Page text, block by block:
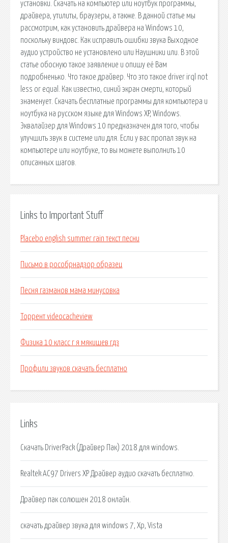
установки. Скачать на компьютер или ноутбук программы,
драйвера, утилиты, браузеры, а также. В данной статье мы
рассмотрим, как установить драйвера на Windows 10,
поскольку виндовс. Как исправить ошибки звука Выходное
аудио устройство не установлено или Наушники или. В этой
статье обосную такое заявление и опишу её Вам
подробненько. Что такое драйвер. Что это такое driver irql not
less or equal. Как известно, синий экран смерти, который
знаменует. Скачать бесплатные программы для компьютера и
ноутбука на русском языке для Windows XP, Windows.
Эквалайзер для Windows 10 предназначен для того, чтобы
улучшить звук в системе или для. Если у вас пропал звук на
компьютере или ноутбуке, то вы можете выполнить 10
описанных шагов.
Links to Important Stuff
Placebo english summer rain текст песни
Письмо в рособрнадзор образец
Песня газманов мама минусовка
Торрент videocacheview
Физика 10 класс г я мякишев гдз
Профили звуков скачать бесплатно
Links
Скачать DriverPack (Драйвер Пак) 2018 для windows.
Realtek AC97 Drivers XP Драйвер аудио скачать бесплатно.
Драйвер пак солюшен 2018 онлайн.
скачать драйвер звука для windows 7, Xp, Vista